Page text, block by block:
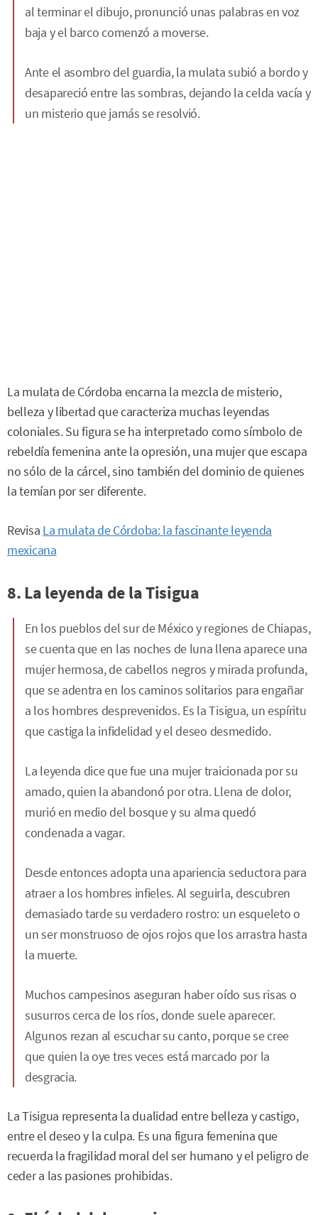
al terminar el dibujo, pronunció unas palabras en voz
baja y el barco comenzó a moverse.
Ante el asombro del guardia, la mulata subió a bordo y
desapareció entre las sombras, dejando la celda vacía y
un misterio que jamás se resolvió.
La mulata de Córdoba encarna la mezcla de misterio,
belleza y libertad que caracteriza muchas leyendas
coloniales. Su figura se ha interpretado como símbolo de
rebeldía femenina ante la opresión, una mujer que escapa
no sólo de la cárcel, sino también del dominio de quienes
la temían por ser diferente.
Revisa La mulata de Córdoba: la fascinante leyenda
mexicana
8. La leyenda de la Tisigua
En los pueblos del sur de México y regiones de Chiapas,
se cuenta que en las noches de luna llena aparece una
mujer hermosa, de cabellos negros y mirada profunda,
que se adentra en los caminos solitarios para engañar
a los hombres desprevenidos. Es la Tisigua, un espíritu
que castiga la infidelidad y el deseo desmedido.
La leyenda dice que fue una mujer traicionada por su
amado, quien la abandonó por otra. Llena de dolor,
murió en medio del bosque y su alma quedó
condenada a vagar.
Desde entonces adopta una apariencia seductora para
atraer a los hombres infieles. Al seguirla, descubren
demasiado tarde su verdadero rostro: un esqueleto o
un ser monstruoso de ojos rojos que los arrastra hasta
la muerte.
Muchos campesinos aseguran haber oído sus risas o
susurros cerca de los ríos, donde suele aparecer.
Algunos rezan al escuchar su canto, porque se cree
que quien la oye tres veces está marcado por la
desgracia.
La Tisigua representa la dualidad entre belleza y castigo,
entre el deseo y la culpa. Es una figura femenina que
recuerda la fragilidad moral del ser humano y el peligro de
ceder a las pasiones prohibidas.